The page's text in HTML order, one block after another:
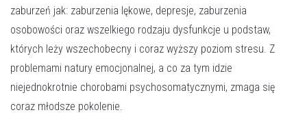
zaburzeń jak: zaburzenia lękowe, depresje, zaburzenia
osobowości oraz wszelkiego rodzaju dysfunkcje u podstaw,
których leży wszechobecny i coraz wyższy poziom stresu. Z
problemami natury emocjonalnej, a co za tym idzie
niejednokrotnie chorobami psychosomatycznymi, zmaga się
coraz młodsze pokolenie.